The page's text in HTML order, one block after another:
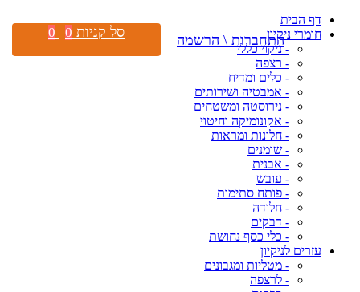
דף הבית
חומרי ניקיון
- ניקוי כללי
- רצפה
- כלים ומדיח
- אמבטיה ושירותים
- נירוסטה ומשטחים
- אקונומיקה וחיטוי
- חלונות ומראות
- שומנים
- אבנית
- עובש
- פותח סתימות
- חלודה
- דבקים
- כלי כסף נחושת
עזרים לניקיון
- מטליות ומגבונים
- לרצפה
התחברות \ הרשמה סל קניות 0
0